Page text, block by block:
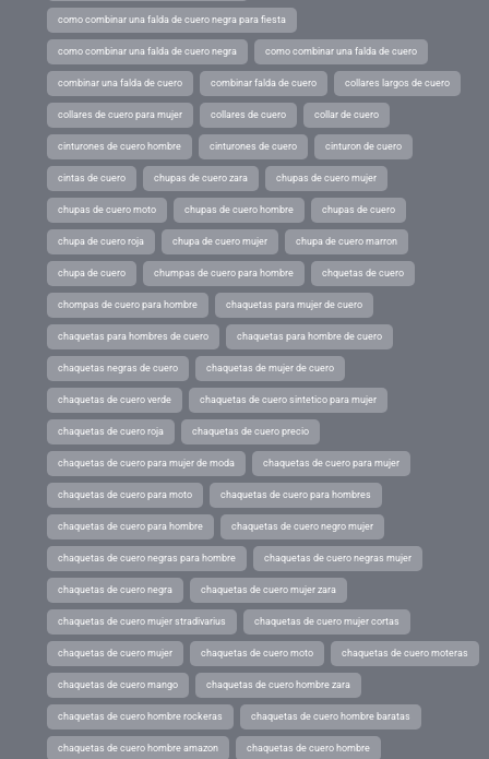
como combinar una falda de cuero negra para fiesta
como combinar una falda de cuero negra como combinar una falda de cuero
combinar una falda de cuero combinar falda de cuero collares largos de cuero
collares de cuero para mujer collares de cuero collar de cuero
cinturones de cuero hombre cinturones de cuero cinturon de cuero
cintas de cuero chupas de cuero zara chupas de cuero mujer
chupas de cuero moto chupas de cuero hombre chupas de cuero
chupa de cuero roja chupa de cuero mujer chupa de cuero marron
chupa de cuero chumpas de cuero para hombre chquetas de cuero
chompas de cuero para hombre chaquetas para mujer de cuero
chaquetas para hombres de cuero chaquetas para hombre de cuero
chaquetas negras de cuero chaquetas de mujer de cuero
chaquetas de cuero verde chaquetas de cuero sintetico para mujer
chaquetas de cuero roja chaquetas de cuero precio
chaquetas de cuero para mujer de moda chaquetas de cuero para mujer
chaquetas de cuero para moto chaquetas de cuero para hombres
chaquetas de cuero para hombre chaquetas de cuero negro mujer
chaquetas de cuero negras para hombre chaquetas de cuero negras mujer
chaquetas de cuero negra chaquetas de cuero mujer zara
chaquetas de cuero mujer stradivarius chaquetas de cuero mujer cortas
chaquetas de cuero mujer chaquetas de cuero moto chaquetas de cuero moteras
chaquetas de cuero mango chaquetas de cuero hombre zara
chaquetas de cuero hombre rockeras chaquetas de cuero hombre baratas
chaquetas de cuero hombre amazon chaquetas de cuero hombre